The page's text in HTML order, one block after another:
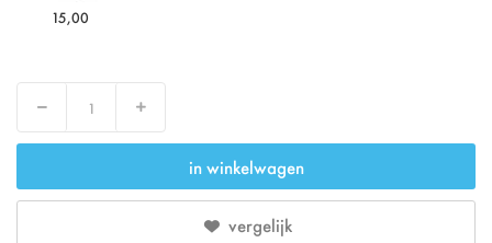
15,00
Verlaag Verhoog
in winkelwagen
vergelijk